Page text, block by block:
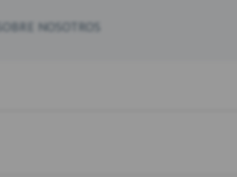
SOBRE NOSOTROS